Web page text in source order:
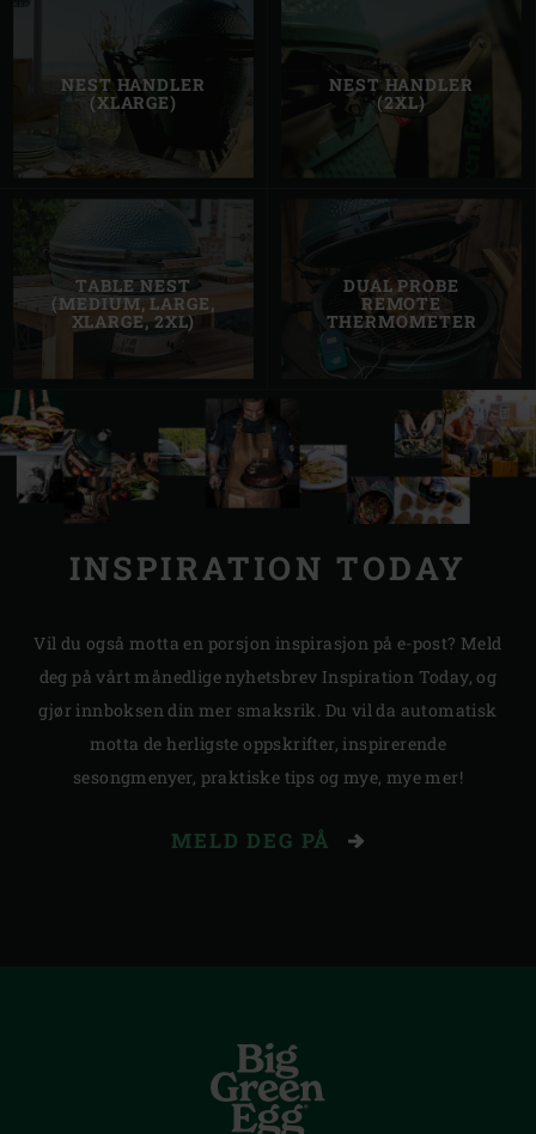
NEST HANDLER
(XLARGE)
NEST HANDLER
(2XL)
TABLE NEST
(MEDIUM, LARGE,
XLARGE, 2XL)
DUAL PROBE
REMOTE
THERMOMETER
INSPIRATION TODAY
Vil du også motta en porsjon inspirasjon på e-post? Meld
deg på vårt månedlige nyhetsbrev Inspiration Today, og
gjør innboksen din mer smaksrik. Du vil da automatisk
motta de herligste oppskrifter, inspirerende
sesongmenyer, praktiske tips og mye, mye mer!
MELD DEG PÅ